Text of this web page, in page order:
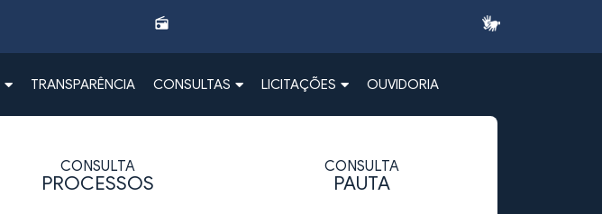
radio
TRANSPARÊNCIA CONSULTAS LICITAÇÕES OUVIDORIA
CONSULTA
PROCESSOS
CONSULTA
PAUTA